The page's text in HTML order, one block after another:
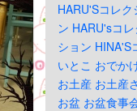
HARU'Sコレク
ン HARU'sコ
ション HINA'S
いとこ おでか
お土産 お土産
お盆 お盆食事